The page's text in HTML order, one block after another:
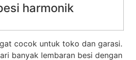
harmonik
cocok untuk toko dan garasi.
banyak lembaran besi dengan